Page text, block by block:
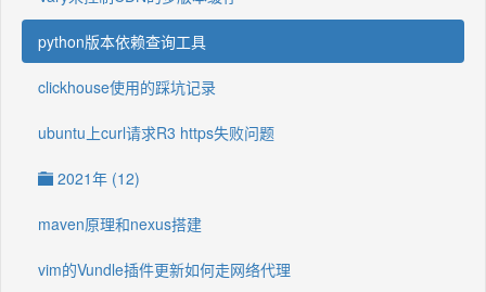
python版本依赖查询工具
clickhouse使用的踩坑记录
ubuntu上curl请求R3 https失败问题
2021年 (12)
maven原理和nexus搭建
vim的Vundle插件更新如何走网络代理